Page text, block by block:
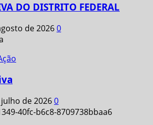
DO DISTRITO FEDERAL
de 20260
de 20260